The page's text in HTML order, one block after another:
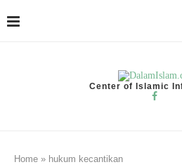
Center of Islamic
Home » hukum kecantikan